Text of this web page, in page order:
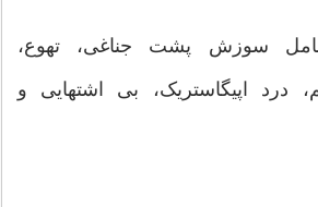
سوزش پشت جناغی، تهوع،
اپیگاستریک، بی اشتهایی و